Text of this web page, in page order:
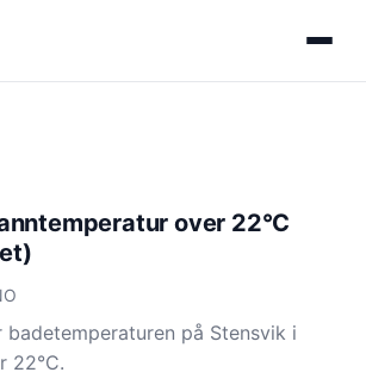
over 22°C
badetemperaturen på Stensvik i
22°C.